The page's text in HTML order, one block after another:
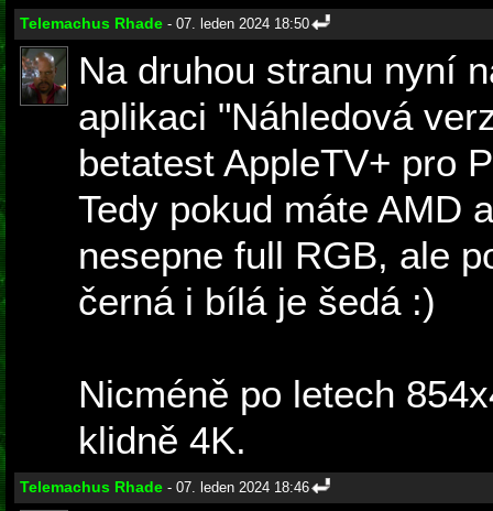
Telemachus Rhade - 07. leden 2024 18:50
Na druhou stranu nyní
aplikaci "Náhledová
betatest AppleTV+ pro
Tedy pokud máte AMD
nesepne full RGB, ale
černá i bílá je šedá :)
Nicméně po letech
klidně 4K.
Telemachus Rhade - 07. leden 2024 18:46